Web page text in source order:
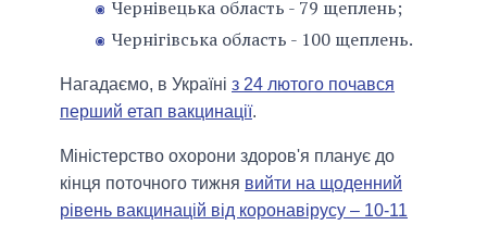
Чернівецька область - 79 щеплень;
Чернігівська область - 100 щеплень.
Нагадаємо, в Україні з 24 лютого почався
перший етап вакцинації.
Міністерство охорони здоров'я планує до
кінця поточного тижня вийти на щоденний
рівень вакцинацій від коронавірусу – 10-11